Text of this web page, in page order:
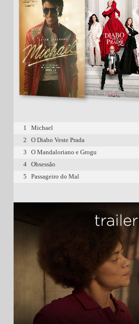
1
Michael
2
O Diabo Veste Prada
3
O Mandaloriano e Grogu
4 Obsessão
5
Passageiro do Mal